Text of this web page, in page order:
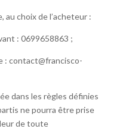
au choix de l’acheteur :
: 0699658863 ;
: contact@francisco-
dans les règles définies
ne pourra être prise
de toute